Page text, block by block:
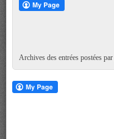
Archives des entrées postées par